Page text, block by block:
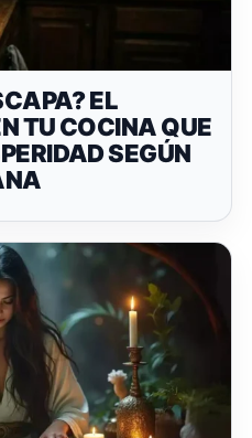
EL
TU COCINA QUE
SEGÚN